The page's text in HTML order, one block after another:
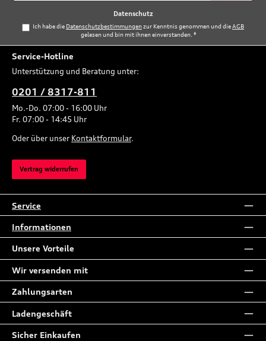
Datenschutz
Ich habe die Datenschutzbestimmungenzur Kenntnis genommen und dieAGB
gelesen und bin mit ihnen einverstanden.*
Service-Hotline
Unterstützung und Beratung unter:
0201 / 8317-811
Mo.-Do. 07:00 - 16:00 Uhr
Fr. 07:00 - 14:45 Uhr
Oder über unser Kontaktformular.
Vertrag widerrufen
Service
Informationen
Unsere Vorteile
Wir versenden mit
Zahlungsarten
Ladengeschäft
Sicher Einkaufen